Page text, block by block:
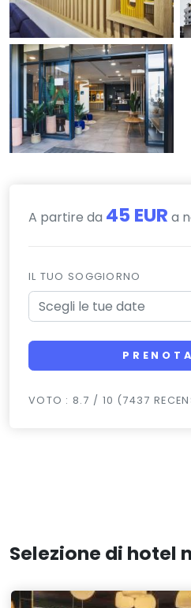
A partire da 45 EUR a
IL TUO SOGGIORNO
VOTO : 8.7 / 10 (7437
Selezione di hotel